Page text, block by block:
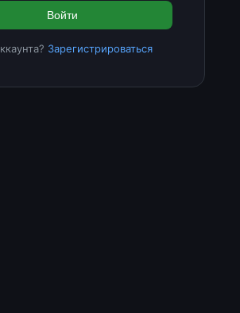
Войти
Зарегистрироваться